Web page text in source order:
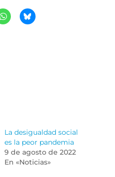
La desigualdad social
es la peor pandemia
9 de agosto de 2022
En «Noticias»